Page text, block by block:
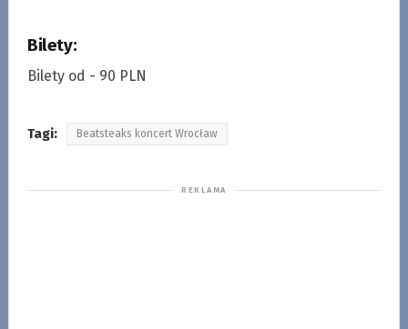
Bilety:
Bilety od - 90 PLN
Tagi: Beatsteaks koncert Wrocław